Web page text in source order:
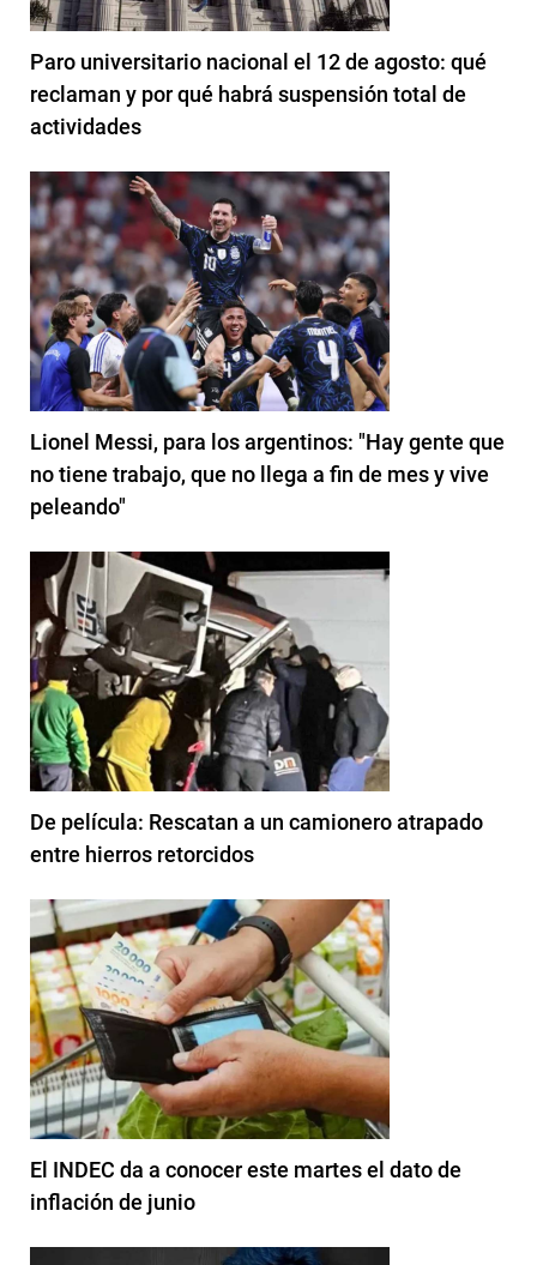
Paro universitario nacional el 12 de agosto: qué
reclaman y por qué habrá suspensión total de
actividades
Lionel Messi, para los argentinos: "Hay gente que
no tiene trabajo, que no llega a fin de mes y vive
peleando"
De película: Rescatan a un camionero atrapado
entre hierros retorcidos
El INDEC da a conocer este martes el dato de
inflación de junio